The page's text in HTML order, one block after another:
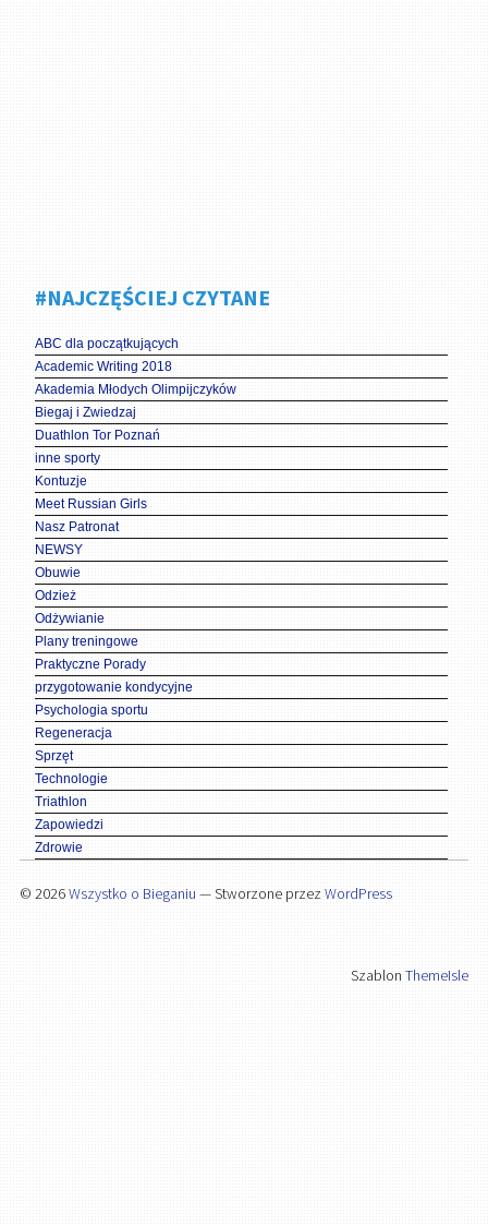
#NAJCZĘŚCIEJ CZYTANE
ABC dla początkujących
Academic Writing 2018
Akademia Młodych Olimpijczyków
Biegaj i Zwiedzaj
Duathlon Tor Poznań
inne sporty
Kontuzje
Meet Russian Girls
Nasz Patronat
NEWSY
Obuwie
Odzież
Odżywianie
Plany treningowe
Praktyczne Porady
przygotowanie kondycyjne
Psychologia sportu
Regeneracja
Sprzęt
Technologie
Triathlon
Zapowiedzi
Zdrowie
© 2026Wszystko o Bieganiu — Stworzone przez WordPress
SzablonThemeIsle